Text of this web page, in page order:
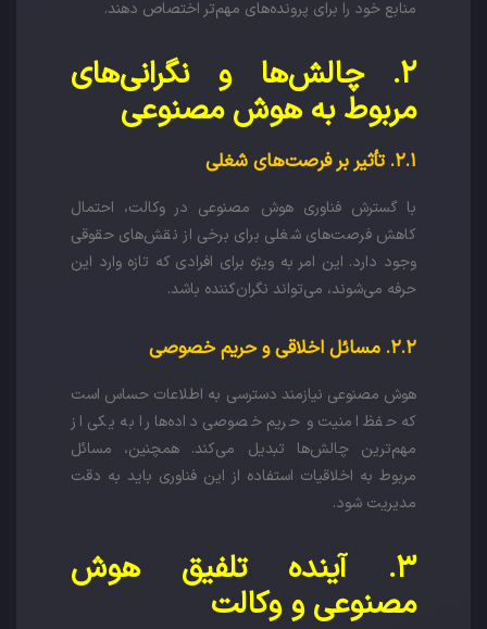
منابع خود را برای پرونده‌های مهم‌تر اختصاص دهند.
۲. چالش‌ها و نگرانی‌های
مربوط به هوش مصنوعی
۲.۱. تأثیر بر فرصت‌های شغلی
با گسترش فناوری هوش مصنوعی در وکالت، احتمال
کاهش فرصت‌های شغلی برای برخی از نقش‌های حقوقی
وجود دارد. این امر به ویژه برای افرادی که تازه وارد این
حرفه می‌شوند، می‌تواند نگران‌کننده باشد.
۲.۲. مسائل اخلاقی و حریم خصوصی
هوش مصنوعی نیازمند دسترسی به اطلاعات حساس است
که حفظ امنیت و حریم خصوصی داده‌ها را به یکی از
مهم‌ترین چالش‌ها تبدیل می‌کند. همچنین، مسائل
مربوط به اخلاقیات استفاده از این فناوری باید به دقت
مدیریت شود.
۳. آینده تلفیق هوش
مصنوعی و وکالت